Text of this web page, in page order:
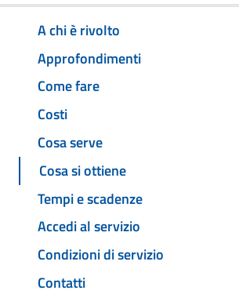
A chi è rivolto
Approfondimenti
Come fare
Costi
Cosa serve
Cosa si ottiene
Tempi e scadenze
Accedi al servizio
Condizioni di servizio
Contatti